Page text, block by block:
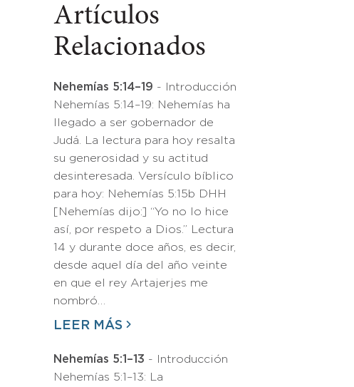
Artículos
Relacionados
Nehemías 5:14–19 - Introducción
Nehemías 5:14–19: Nehemías ha
llegado a ser gobernador de
Judá. La lectura para hoy resalta
su generosidad y su actitud
desinteresada. Versículo bíblico
para hoy: Nehemías 5:15b DHH
[Nehemías dijo:] “Yo no lo hice
así, por respeto a Dios.” Lectura
14 y durante doce años, es decir,
desde aquel día del año veinte
en que el rey Artajerjes me
nombró…
LEER MÁS
Nehemías 5:1–13 - Introducción
Nehemías 5:1–13: La